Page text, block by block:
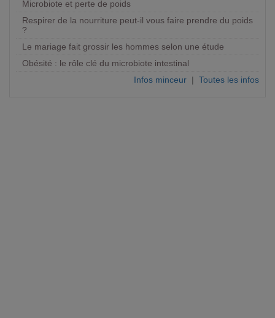
Microbiote et perte de poids
Respirer de la nourriture peut-il vous faire prendre du poids
?
Le mariage fait grossir les hommes selon une étude
Obésité : le rôle clé du microbiote intestinal
Infos minceur | Toutes les infos